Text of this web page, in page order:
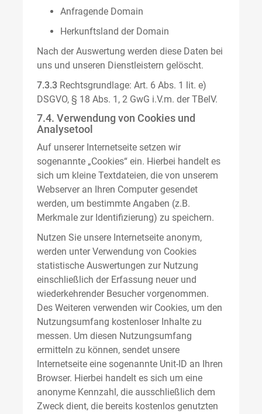
Anfragende Domain
Herkunftsland der Domain
Nach der Auswertung werden diese Daten bei
uns und unseren Dienstleistern gelöscht.
7.3.3 Rechtsgrundlage: Art. 6 Abs. 1 lit. e)
DSGVO, § 18 Abs. 1, 2 GwG i.V.m. der TBelV.
7.4. Verwendung von Cookies und
Analysetool
Auf unserer Internetseite setzen wir
sogenannte „Cookies“ ein. Hierbei handelt es
sich um kleine Textdateien, die von unserem
Webserver an Ihren Computer gesendet
werden, um bestimmte Angaben (z.B.
Merkmale zur Identifizierung) zu speichern.
Nutzen Sie unsere Internetseite anonym,
werden unter Verwendung von Cookies
statistische Auswertungen zur Nutzung
einschließlich der Erfassung neuer und
wiederkehrender Besucher vorgenommen.
Des Weiteren verwenden wir Cookies, um den
Nutzungsumfang kostenloser Inhalte zu
messen. Um diesen Nutzungsumfang
ermitteln zu können, sendet unsere
Internetseite eine sogenannte Unit-ID an Ihren
Browser. Hierbei handelt es sich um eine
anonyme Kennzahl, die ausschließlich dem
Zweck dient, die bereits kostenlos genutzten